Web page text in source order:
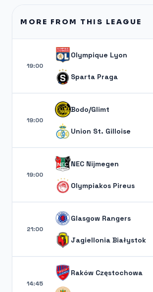
MORE FROM THIS LEAGUE
19:00
Olympique Lyon
Sparta Praga
19:00
Bodo/Glimt
Union St. Gilloise
19:00
NEC Nijmegen
Olympiakos Pireus
21:00
Glasgow Rangers
Jagiellonia Białystok
14:45
Raków Częstochowa